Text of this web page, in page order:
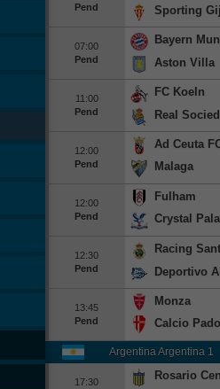
Pend
Sporting
07:00
Pend
Bayern
Aston Villa
11:00
Pend
FC Koeln
Real
12:00
Pend
Ad Ceuta
Malaga
12:00
Pend
Fulham
Crystal
12:30
Pend
Racing
Deportivo
13:45
Pend
Monza
Calcio
Argentina Argentina 1
17:30
Rosario